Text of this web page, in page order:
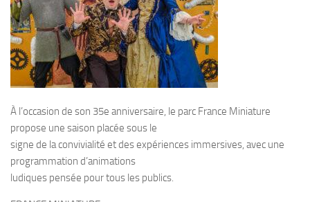
À l’occasion de son 35e anniversaire, le parc France Miniature
propose une saison placée sous le
signe de la convivialité et des expériences immersives, avec une
programmation d’animations
ludiques pensée pour tous les publics.